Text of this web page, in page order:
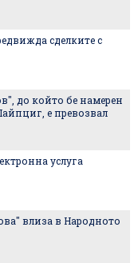
сделките с
до който бе намерен
е превозвал
услуга
влиза в Народното